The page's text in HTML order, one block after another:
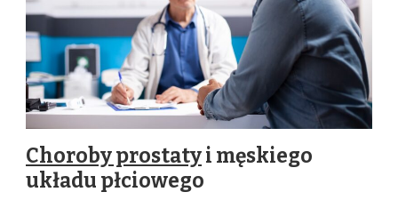
Choroby prostatyi męskiego
układu płciowego